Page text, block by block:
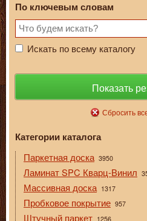
По ключевым словам
Искать по всему каталогу
Показать
Сбросить
Категории каталога
Паркетная доска 3950
Ламинат SPC Кварц-Винил
Массивная доска 1317
Пробковое покрытие 957
Штучный паркет 1256